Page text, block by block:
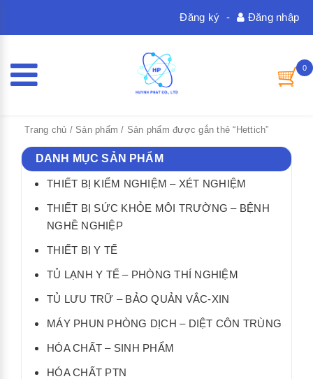
Đăng nhập
-
Đăng ký
0
Trang chủ / Sản phẩm / Sản phẩm được gắn thẻ “Hettich”
DANH MỤC SẢN PHẨM
THIẾT BỊ KIỂM NGHIỆM – XÉT NGHIỆM
THIẾT BỊ SỨC KHỎE MÔI TRƯỜNG – BỆNH
NGHỀ NGHIỆP
THIẾT BỊ Y TẾ
TỦ LẠNH Y TẾ – PHÒNG THÍ NGHIỆM
TỦ LƯU TRỮ – BẢO QUẢN VẮC-XIN
MÁY PHUN PHÒNG DỊCH – DIỆT CÔN TRÙNG
HÓA CHẤT – SINH PHẨM
HÓA CHẤT PTN